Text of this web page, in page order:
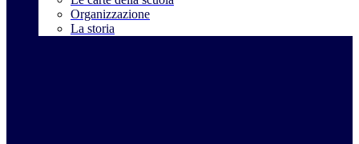
Organizzazione
La storia